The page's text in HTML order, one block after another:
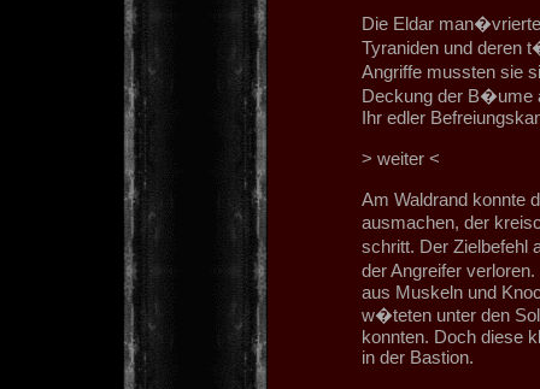
Die Eldar
Tyraniden und deren
Angriffe mussten sie
Deckung der B�ume
Ihr edler
> weiter <
Am Waldrand konnte
ausmachen, der
schritt. Der Zielbefehl
der Angreifer
aus Muskeln und
w�teten unter den
konnten. Doch diese
in der Bastion.